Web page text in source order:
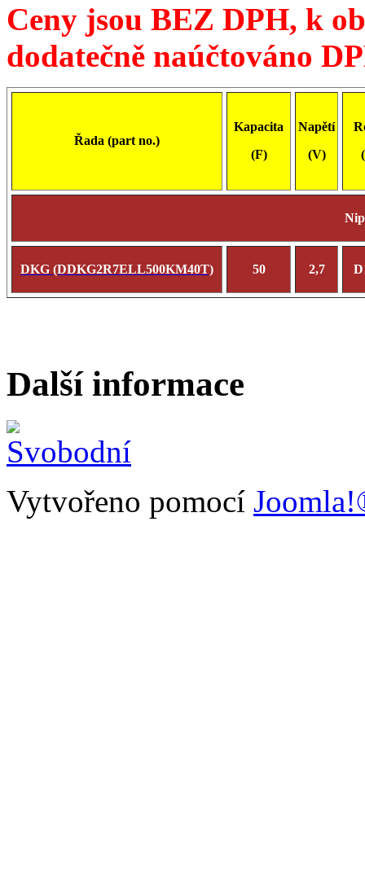
Ceny jsou BEZ DPH, k
dodatečně naúčtováno
Řada (part no.)
Kapacita
(F)
Napětí
(V)
DKG (DDKG2R7ELL500KM40T) 50 2,7
Další informace
Vytvořeno pomocí